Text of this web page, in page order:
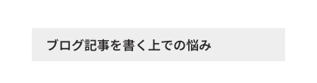
ブログ記事を書く上での悩み